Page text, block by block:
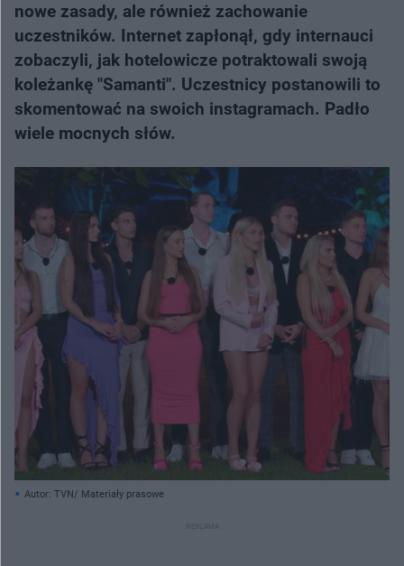
nowe zasady, ale również zachowanie
uczestników. Internet zapłonął, gdy internauci
zobaczyli, jak hotelowicze potraktowali swoją
koleżankę "Samanti". Uczestnicy postanowili to
skomentować na swoich instagramach. Padło
wiele mocnych słów.
Autor: TVN/ Materiały prasowe